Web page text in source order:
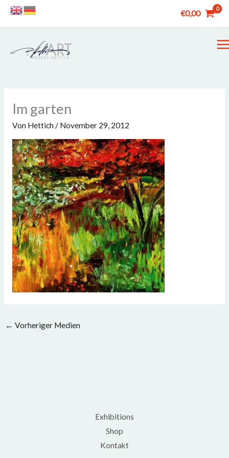
Zum
€0,00
Im garten
Von Hettich / November 29, 2012
← Vorheriger Medien
Exhibitions
Shop
Kontakt